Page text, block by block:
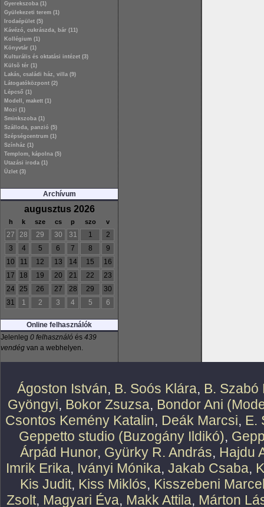
Gyerekszoba (1)
Gyülekezeti terem (1)
Irodaépület (5)
Kávézó, cukrászda, bár (11)
Kollégium (1)
Könyvtár (1)
Kulturális és oktatási intézet (3)
Külsõ tér (1)
Lakás, családi ház, villa (9)
Látogatóközpont (2)
Lépcső (1)
Modell, makett (1)
Mozi (1)
Sminkszoba (1)
Szálloda, panzió (5)
Szépségcentrum (1)
Színház (1)
Templom, kápolna (5)
Utazási iroda (1)
Üzlet (3)
Archívum
augusztus 2026
h k sze cs p szo v
27 28 29 30 31 1
2
3
4 5 6 7 8
9
10
11 12 13 14 15
16
17
18 19 20 21 22
23
24
25 26 27 28 29
30
31
1 2 3 4 5 6
Online felhasználók
Jelenleg 0 felhasználó és 439
vendég van a webhelyen.
Ágoston István, B. Soós Klára, B. Szabó
Gyöngyi, Bokor Zsuzsa, Bondor Ani
Csontos Kemény Katalin, Deák Marcsi, E.
Geppetto studio (Buzogány Ildikó),
Árpád Hunor, Gyürky R. András, Hajdu
Imrik Erika, Iványi Mónika, Jakab Csaba,
Kis Judit, Kiss Miklós, Kisszebeni
Zsolt, Magyari Éva, Makk Attila, Márton